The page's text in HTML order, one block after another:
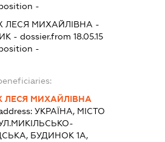
-
ЛЕСЯ МИХАЙЛІВНА -
- dossier.from 18.05.15
-
ЛЕСЯ МИХАЙЛІВНА
УКРАЇНА, МІСТО
БУДИНОК 1А,